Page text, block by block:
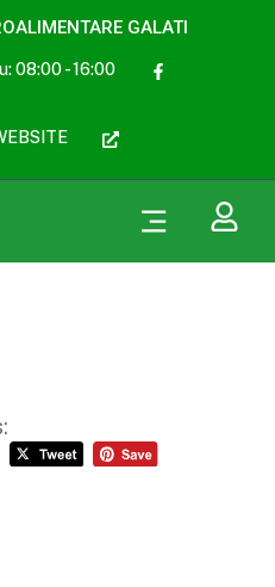
GALATI
08:00 - 16:00